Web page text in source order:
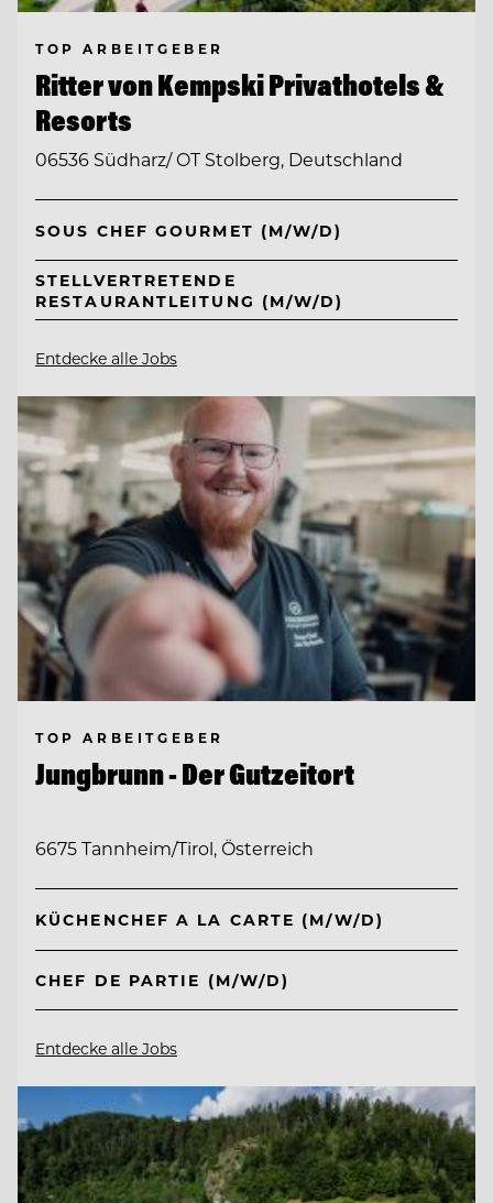
TOP ARBEITGEBER
Ritter von Kempski Privathotels &
Resorts
06536 Südharz/ OT Stolberg, Deutschland
SOUS CHEF GOURMET (M/W/D)
STELLVERTRETENDE
RESTAURANTLEITUNG (M/W/D)
Entdecke alle Jobs
TOP ARBEITGEBER
Jungbrunn - Der Gutzeitort
6675 Tannheim/Tirol, Österreich
KÜCHENCHEF A LA CARTE (M/W/D)
CHEF DE PARTIE (M/W/D)
Entdecke alle Jobs